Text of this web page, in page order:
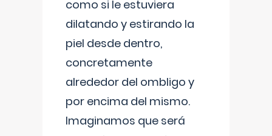
como si le estuviera
dilatando y estirando la
piel desde dentro,
concretamente
alrededor del ombligo y
por encima del mismo.
Imaginamos que será